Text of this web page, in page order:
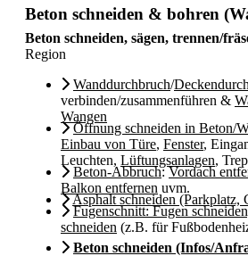
Beton schneiden & bohren
Beton schneiden, sägen, trennen/
Region
Wanddurchbruch/
verbinden/zusammenführen &
Wangen
Öffnung schneiden in Beton/
Einbau von Türe, Fenster,
Leuchten, Lüftungsanlagen,
Beton-Abbruch:Vordach
Balkon entfernen uvm.
Asphalt schneiden (Parkplatz,
Fugenschnitt: Fugen
schneiden (z.B. für
Beton schneiden (Infos/